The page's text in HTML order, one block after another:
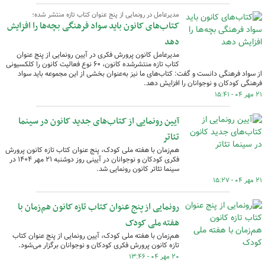
مدیرعامل در رونمایی از پنج عنوان کتاب تازه منتشر شده؛
کتاب‌های کانون باید سواد فرهنگی بچه‌ها را افزایش
دهد
مدیرعامل کانون پرورش فکری در آیین رونمایی از پنج عنوان
کتاب تازه منتشرشده کانون، ۶۰ نوع فعالیت کانون را کلکسیونی
از سواد فرهنگی دانست و گفت: کتاب‌های ما نیز به‌عنوان بخشی از این مجموعه باید سواد
فرهنگی کودکان و نوجوانان را افزایش دهد.
۲۱ مهر ۰۴ - ۱۵:۴۱
آیین رونمایی از کتاب‌های جدید کانون در سینما
تئاتر
هم‌زمان با هفته ملی کودک، پنج عنوان کتاب تازه کانون پرورش
فکری کودکان و نوجوانان در آیینی روز دوشنبه ۲۱ مهر ۱۴۰۴ در
سینما تئاتر کانون رونمایی شد.
۲۱ مهر ۰۴ - ۱۵:۲۷
رونمایی از پنج عنوان کتاب تازه کانون هم‌زمان با
هفته ملی کودک
هم‌زمان با هفته ملی کودک، آیین رونمایی از پنج عنوان کتاب
تازه کانون پرورش فکری کودکان و نوجوانان برگزار می‌شود.
۲۰ مهر ۰۴ - ۱۳:۴۶